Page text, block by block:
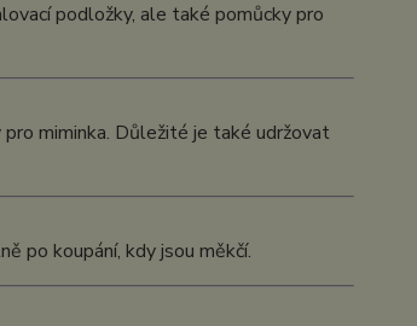
podložky, ale také pomůcky pro
miminka. Důležité je také udržovat
po koupání, kdy jsou měkčí.